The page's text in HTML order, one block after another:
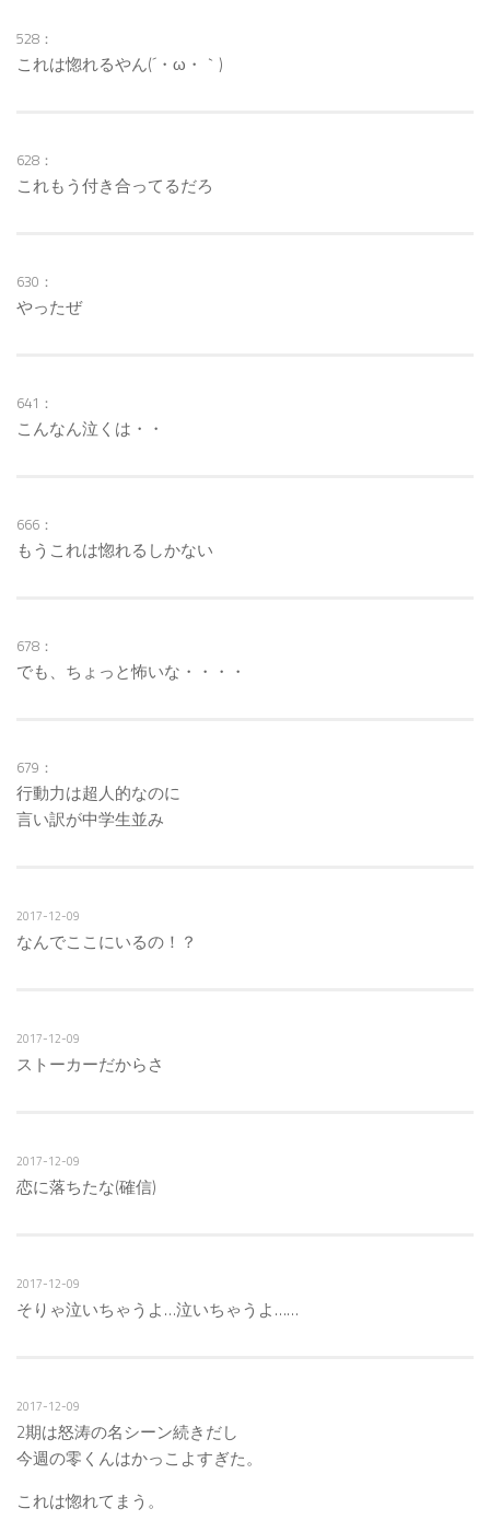
528：
これは惚れるやん(´・ω・｀)
628：
これもう付き合ってるだろ
630：
やったぜ
641：
こんなん泣くは・・
666：
もうこれは惚れるしかない
678：
でも、ちょっと怖いな・・・・
679：
行動力は超人的なのに
言い訳が中学生並み
2017-12-09
なんでここにいるの！？
2017-12-09
ストーカーだからさ
2017-12-09
恋に落ちたな(確信)
2017-12-09
そりゃ泣いちゃうよ…泣いちゃうよ……
2017-12-09
2期は怒涛の名シーン続きだし
今週の零くんはかっこよすぎた。
これは惚れてまう。